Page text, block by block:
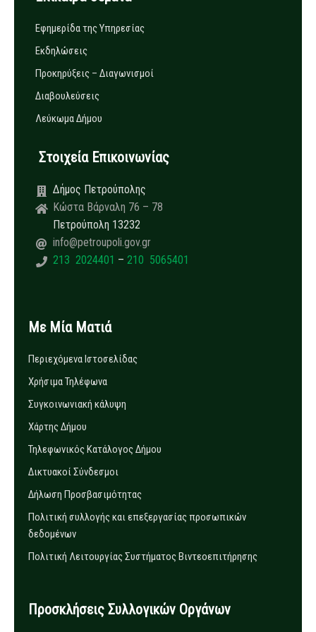
Εφημερίδα της Υπηρεσίας
Εκδηλώσεις
Προκηρύξεις – Διαγωνισμοί
Διαβουλεύσεις
Λεύκωμα Δήμου
Στοιχεία Επικοινωνίας
Δήμος Πετρούπολης
Κώστα Βάρναλη 76 – 78
Πετρούπολη 13232
info@petroupoli.gov.gr
213 2024401 – 210 5065401
Με Μία Ματιά
Περιεχόμενα Ιστοσελίδας
Χρήσιμα Τηλέφωνα
Συγκοινωνιακή κάλυψη
Χάρτης Δήμου
Τηλεφωνικός Κατάλογος Δήμου
Δικτυακοί Σύνδεσμοι
Δήλωση Προσβασιμότητας
Πολιτική συλλογής και επεξεργασίας προσωπικών
δεδομένων
Πολιτική Λειτουργίας Συστήματος Βιντεοεπιτήρησης
Προσκλήσεις Συλλογικών Οργάνων